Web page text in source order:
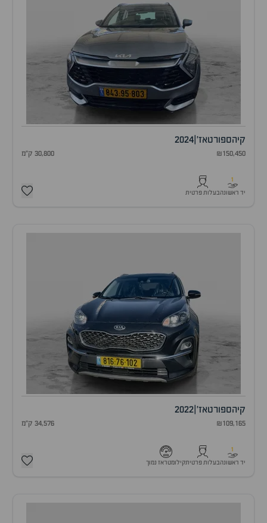
קיהספורטאז' 2024
₪150,450 30,800 ק"מ
1
יד ראשונהבעלות פרטית
קיהספורטאז' 2022
₪109,165 34,576 ק"מ
1
יד ראשונהבעלות פרטיתקילומטראז נמוך